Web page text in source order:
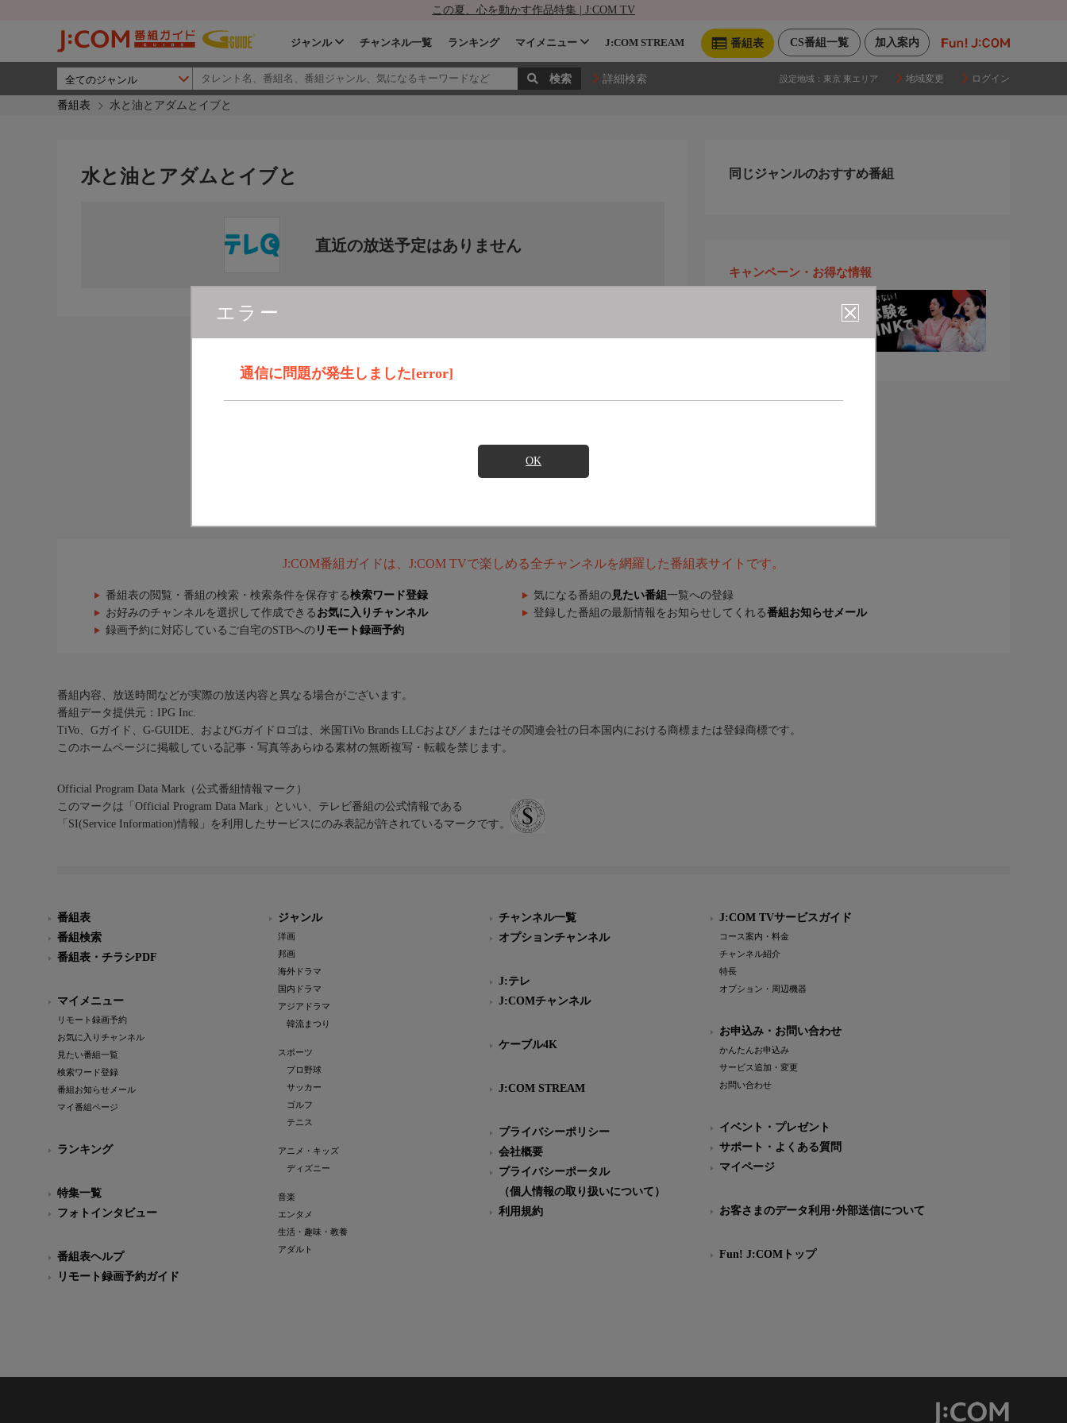
この夏、心を動かす作品特集 | J:COM TV
加入案内
CS番組一覧
番組表
ジャンル チャンネル一覧 ランキング マイメニュー J:COM STREAM
詳細検索 設定地域： 東京 東エリア 地域変更 ログイン
番組表 水と油とアダムとイブと
エラー
通信に問題が発生しました[error]
OK
水と油とアダムとイブと
直近の放送予定はありません
同じジャンルのおすすめ番組
キャンペーン・お得な情報
J:COM番組ガイドは、J:COM TVで楽しめる全チャンネルを網羅した番組表サイトです。
番組表の閲覧・番組の検索・検索条件を保存する検索ワード登録 気になる番組の 見たい番組 一覧への登録
お好みのチャンネルを選択して作成できる お気に入りチャンネル 登録した番組の最新情報をお知らせしてくれる番組お知らせメール
録画予約に対応しているご自宅のSTBへの リモート録画予約
番組内容、放送時間などが実際の放送内容と異なる場合がございます。
番組データ提供元：IPG Inc.
TiVo、Gガイド、G-GUIDE、およびGガイドロゴは、米国TiVo Brands LLCおよび／またはその関連会社の日本国内における商標または登録商標です。
このホームページに掲載している記事・写真等あらゆる素材の無断複写・転載を禁じます。
Official Program Data Mark（公式番組情報マーク）
このマークは「Official Program Data Mark」といい、テレビ番組の公式情報である
「SI(Service Information)情報」を利用したサービスにのみ表記が許されているマークです。
番組表
番組検索
番組表・チラシPDF
マイメニュー
リモート録画予約
お気に入りチャンネル
見たい番組一覧
検索ワード登録
番組お知らせメール
マイ番組ページ
ランキング
特集一覧
フォトインタビュー
番組表ヘルプ
リモート録画予約ガイド
ジャンル
洋画
邦画
海外ドラマ
国内ドラマ
アジアドラマ
韓流まつり
スポーツ
プロ野球
サッカー
ゴルフ
テニス
アニメ・キッズ
ディズニー
音楽
エンタメ
生活・趣味・教養
アダルト
チャンネル一覧
オプションチャンネル
J:テレ
J:COMチャンネル
ケーブル4K
J:COM STREAM
プライバシーポリシー
会社概要
プライバシーポータル
（個人情報の取り扱いについて）
利用規約
J:COM TVサービスガイド
コース案内・料金
チャンネル紹介
特長
オプション・周辺機器
お申込み・お問い合わせ
かんたんお申込み
サービス追加・変更
お問い合わせ
イベント・プレゼント
サポート・よくある質問
マイページ
お客さまのデータ利用･外部送信について
Fun! J:COMトップ